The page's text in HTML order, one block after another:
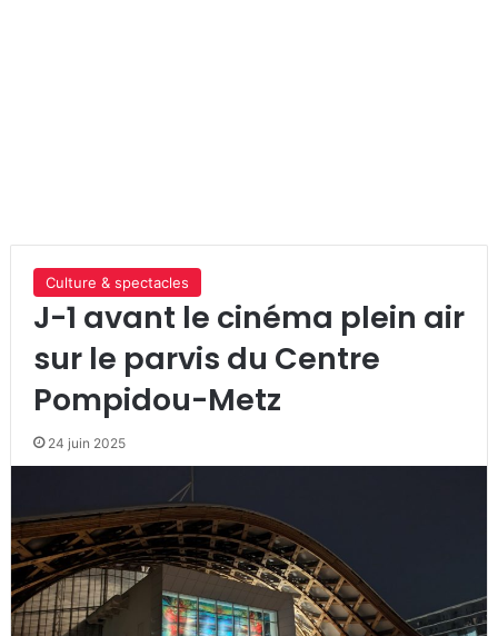
Culture & spectacles
J-1 avant le cinéma plein air
sur le parvis du Centre
Pompidou-Metz
24 juin 2025